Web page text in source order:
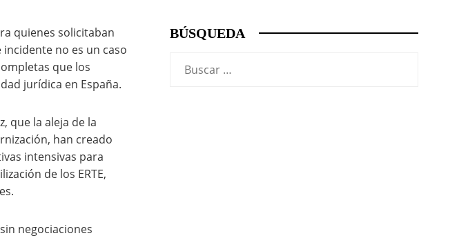
quienes solicitaban
no es un caso
que los
jurídica en España.
que la aleja de la
han creado
intensivas para
de los ERTE,
negociaciones
BÚSQUEDA